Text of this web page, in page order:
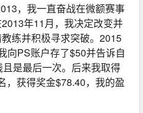
，我一直奋战在微额赛事
年11月，我决定改变并
练并积极寻求突破。2015
向PS账户存了$50并告诉自
是最后一次。后来我取得
，获得奖金$78.40，我的盈